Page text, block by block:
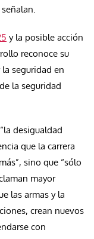
y la posible acción
reconoce su
seguridad en
la seguridad
desigualdad
que la carrera
sino que “sólo
mayor
las armas y la
crean nuevos
con